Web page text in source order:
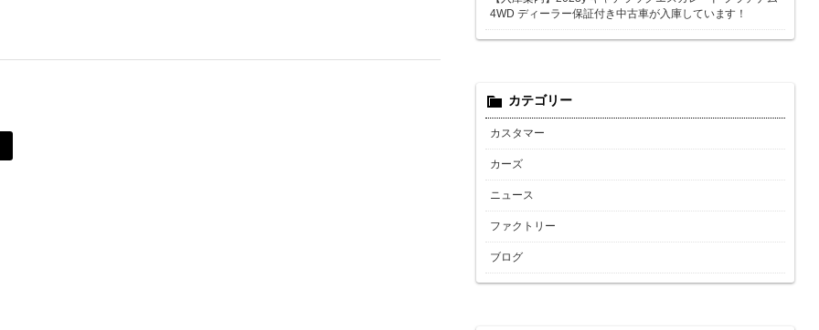
4WD ディーラー保証付き中古車が入庫しています！
カテゴリー
カスタマー
カーズ
ニュース
ファクトリー
ブログ